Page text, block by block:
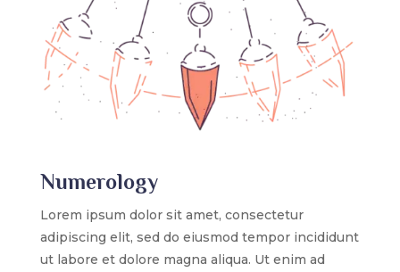
Numerology
Lorem ipsum dolor sit amet, consectetur
adipiscing elit, sed do eiusmod tempor incididunt
ut labore et dolore magna aliqua. Ut enim ad